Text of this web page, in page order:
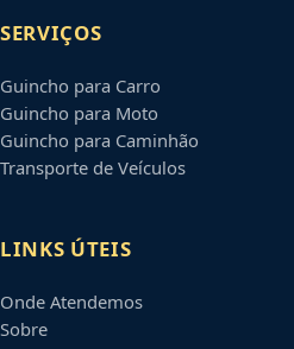
SERVIÇOS
Guincho para Carro
Guincho para Moto
Guincho para Caminhão
Transporte de Veículos
LINKS ÚTEIS
Onde Atendemos
Sobre